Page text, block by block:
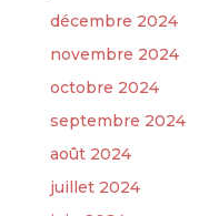
décembre 2024
novembre 2024
octobre 2024
septembre 2024
août 2024
juillet 2024